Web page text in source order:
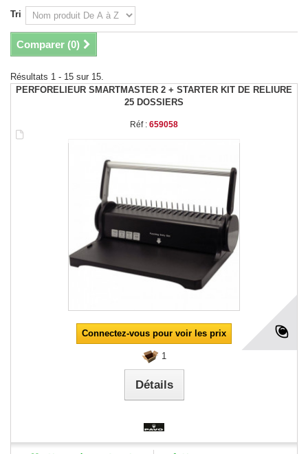
Tri
Comparer (0)
Résultats 1 - 15 sur 15.
PERFORELIEUR SMARTMASTER 2 + STARTER KIT DE RELIURE
25 DOSSIERS
Réf : 659058
Connectez-vous pour voir les prix
1
Détails